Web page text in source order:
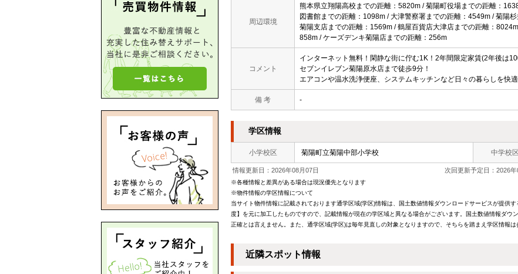
周辺環境
熊本県立翔陽高校までの距離：5820m / 菊陽町役場までの距離：
図書館までの距離：1098m / 大津警察署までの距離：4549m / 菊陽
菊陽支店までの距離：1569m / 鶴屋百貨店大津店までの距離：
858m / ケーズデンキ菊陽店までの距離：256m
コメント
インターネット無料！閑静な街に佇む1K！2年間限定家賃(2年後は
セブンイレブン菊陽原水店まで徒歩9分！
エアコンや温水洗浄便座、システムキッチンなど日々の暮らしを快
備 考 -
学区情報
小学校区 菊陽町立菊陽中部小学校 中学校区
情報更新日：2026年08月07日 次回更新予定日：2026年
※各種情報と差異がある場合は現況優先となります
※物件情報の学区情報について
当サイト物件情報に記載されております通学区域(学区)情報は、国土数値情報ダウンロードサービスが提供
度】を元に加工したものですので、記載情報が現在の学区域と異なる場合がございます。国土数値情報ダウ
正確とは言えません。また、通学区域(学区)は毎年見直しの対象となりますので、そちらを踏まえ学区情報は
近隣スポット情報